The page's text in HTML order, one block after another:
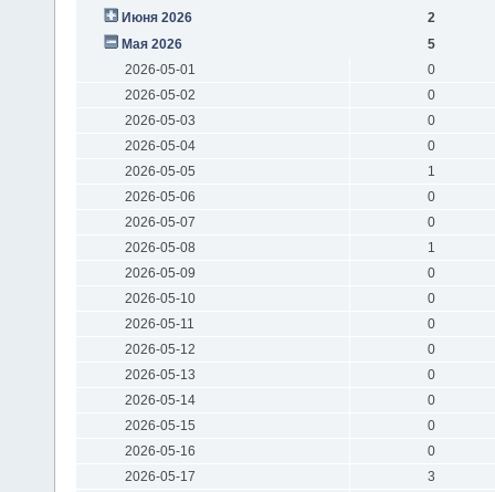
Июня 2026
2
Мая 2026
5
2026-05-01
0
2026-05-02
0
2026-05-03
0
2026-05-04
0
2026-05-05
1
2026-05-06
0
2026-05-07
0
2026-05-08
1
2026-05-09
0
2026-05-10
0
2026-05-11
0
2026-05-12
0
2026-05-13
0
2026-05-14
0
2026-05-15
0
2026-05-16
0
2026-05-17
3